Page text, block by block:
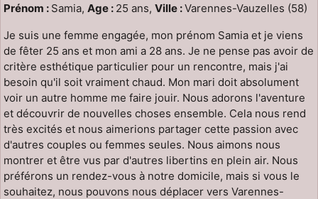
Prénom : Samia, Age : 25 ans, Ville :Varennes-Vauzelles (58)
Je suis une femme engagée, mon prénom Samia et je viens
de fêter 25 ans et mon ami a 28 ans. Je ne pense pas avoir de
critère esthétique particulier pour un rencontre, mais j'ai
besoin qu'il soit vraiment chaud. Mon mari doit absolument
voir un autre homme me faire jouir. Nous adorons l'aventure
et découvrir de nouvelles choses ensemble. Cela nous rend
très excités et nous aimerions partager cette passion avec
d'autres couples ou femmes seules. Nous aimons nous
montrer et être vus par d'autres libertins en plein air. Nous
préférons un rendez-vous à notre domicile, mais si vous le
souhaitez, nous pouvons nous déplacer vers Varennes-